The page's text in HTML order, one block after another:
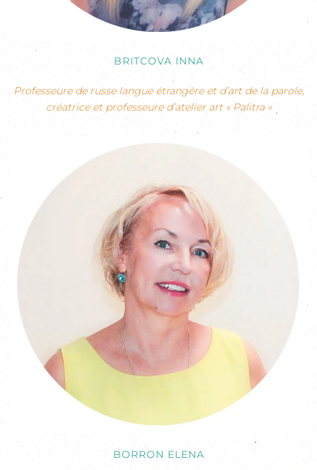
BRITCOVA INNA
Professeure de russe langue étrangère et d’art de la parole,
créatrice et professeure d’atelier art « Palitra »
BORRON ELENA